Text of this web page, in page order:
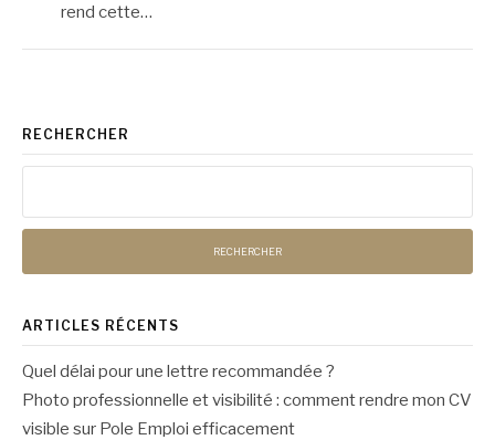
rend cette…
RECHERCHER
ARTICLES RÉCENTS
Quel délai pour une lettre recommandée ?
Photo professionnelle et visibilité : comment rendre mon CV
visible sur Pole Emploi efficacement